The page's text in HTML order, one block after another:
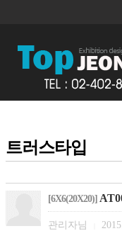
트러스타입
[6X6(20X20)]
관리자님